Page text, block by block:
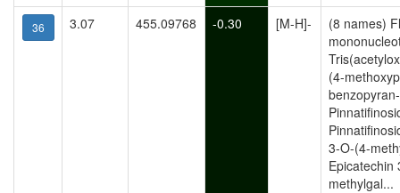
36 3.07 455.09768 -0.30 [M-H]-
(8 names)
(4-
3-O-(4-
Epicatechin
methylgal...